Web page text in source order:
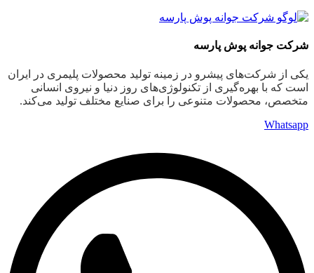
شرکت جوانه پوش پارسه
یکی از شرکت‌های پیشرو در زمینه تولید محصولات پلیمری در ایران
است که با بهره‌گیری از تکنولوژی‌های روز دنیا و نیروی انسانی
متخصص، محصولات متنوعی را برای صنایع مختلف تولید می‌کند.
Whatsapp